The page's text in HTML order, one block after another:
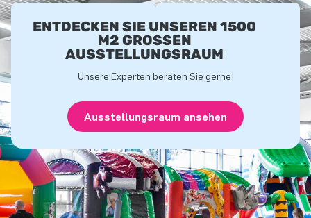
ENTDECKEN SIE UNSEREN 1500
M2 GROSSEN A
USSTELLUNGSRAUM
Unsere Experten beraten Sie gerne!
Ausstellungsraum ansehen